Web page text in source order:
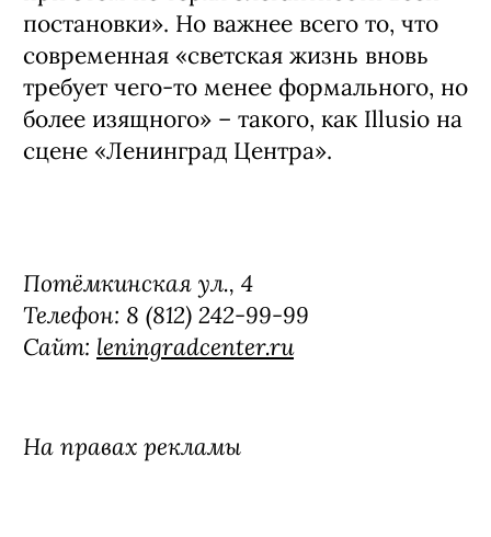
постановки». Но важнее всего то, что
современная «светская жизнь вновь
требует чего-то менее формального, но
более изящного» – такого, как Illusio на
сцене «Ленинград Центра».
Потёмкинская ул., 4
Телефон: 8 (812) 242-99-99
Сайт: leningradcenter.ru
На правах рекламы